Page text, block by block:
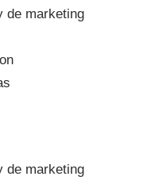
de marketing
de marketing